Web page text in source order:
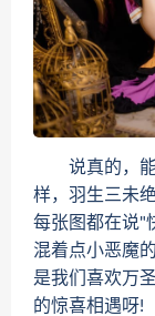
说真的，能
样，羽生三未
每张图都在说"
混着点小恶魔
是我们喜欢万
的惊喜相遇呀!